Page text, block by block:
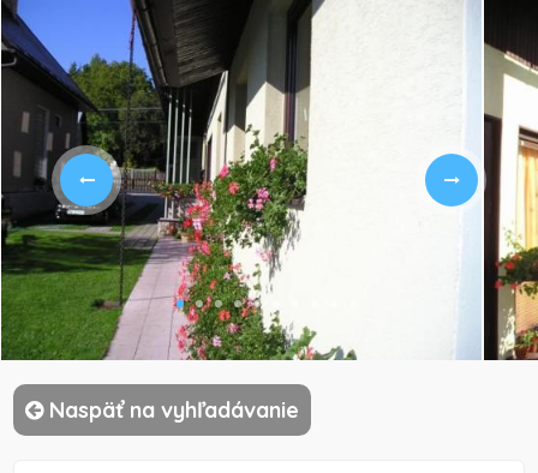
Naspäť na vyhľadávanie